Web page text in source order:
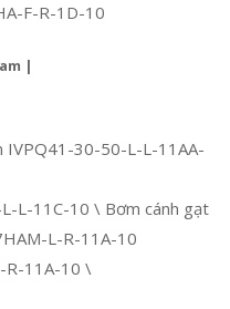
F-R-1D-10
|
IVPQ41-30-50-L-L-11AA-
L-11C-10 \ Bơm cánh gạt
L-R-11A-10
R-11A-10 \